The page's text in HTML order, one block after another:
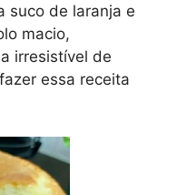
suco de laranja e
macio,
irresistível de
essa receita